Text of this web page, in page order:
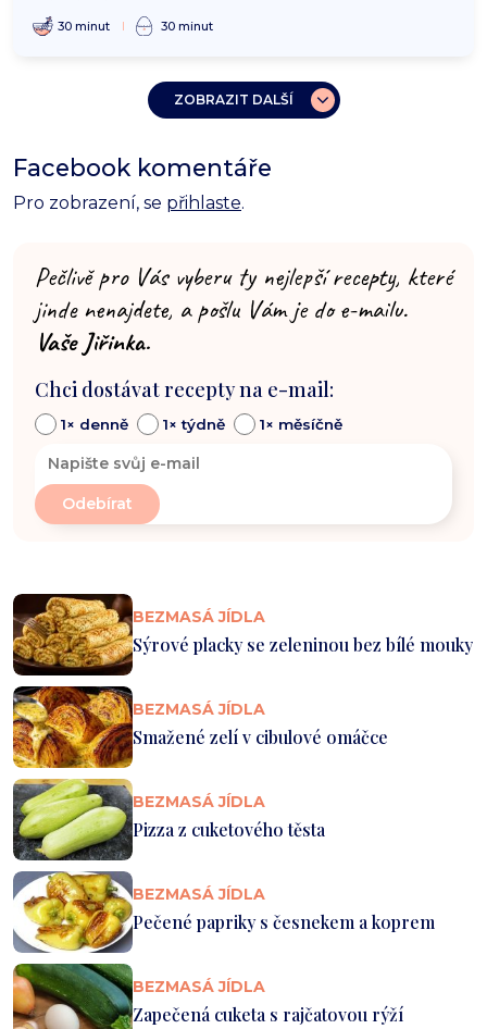
30 minut 30 minut
ZOBRAZIT DALŠÍ
Facebook komentáře
Pro zobrazení, se přihlaste.
Pečlivě pro Vás vyberu ty nejlepší recepty, které
jinde nenajdete, a pošlu Vám je do e-mailu.
Vaše Jiřinka.
Chci dostávat recepty na e-mail:
1× denně 1× týdně 1× měsíčně
BEZMASÁ JÍDLA
Sýrové placky se zeleninou bez bílé mouky
BEZMASÁ JÍDLA
Smažené zelí v cibulové omáčce
BEZMASÁ JÍDLA
Pizza z cuketového těsta
BEZMASÁ JÍDLA
Pečené papriky s česnekem a koprem
BEZMASÁ JÍDLA
Zapečená cuketa s rajčatovou rýží